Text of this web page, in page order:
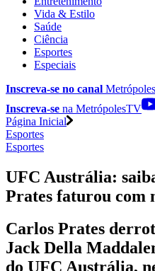
Vida & Estilo
Saúde
Ciência
Esportes
Especiais
Inscreva-se no canal
Inscreva-se na MetrópolesTV
Página Inicial
Esportes
Esportes
UFC Austrália:
Prates faturou com
Carlos Prates
Jack Della
do UFC Austrália,